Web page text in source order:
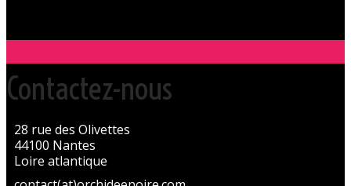
Contactez-nous
28 rue des Olivettes
44100 Nantes
Loire atlantique